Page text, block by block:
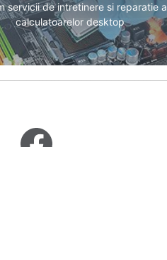
servicii de intretinere si reparatie a
calculatoarelor desktop